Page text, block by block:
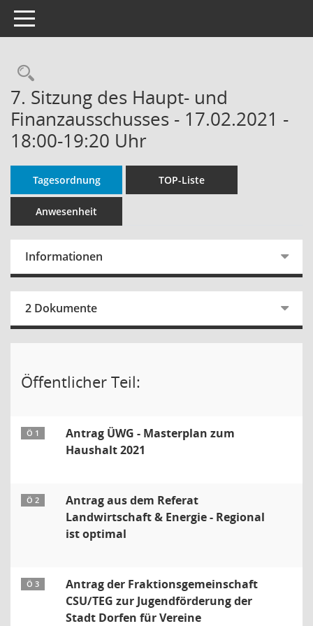
Toggle navigation
Rechercheauswahl
7. Sitzung des Haupt- und
Finanzausschusses - 17.02.2021 -
18:00-19:20 Uhr
Tagesordnung TOP-Liste
Anwesenheit
Informationen
2 Dokumente
Öffentlicher Teil:
Ö 1
Antrag ÜWG - Masterplan zum
Haushalt 2021
Ö 2
Antrag aus dem Referat
Landwirtschaft & Energie - Regional
ist optimal
Ö 3
Antrag der Fraktionsgemeinschaft
CSU/TEG zur Jugendförderung der
Stadt Dorfen für Vereine